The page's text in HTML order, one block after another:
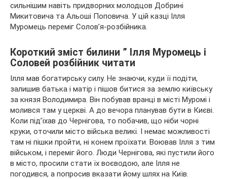
сильнішим навіть придворних молодцов Добрині
Микитовича та Альоші Поповича. У цій казці Ілля
Муромець переміг Солов’я-розбійника.
Короткий зміст билини ” Ілля Муромець і
Соловей розбійник читати
Ілля мав богатирську силу. Не знаючи, куди її подіти,
залишив батька і матір і пішов битися за землю київську
за князя Володимира. Він побував вранці в місті Муромі і
молився там у церкві. А до вечора планував бути в Києві.
Коли під’їхав до Чернігова, то побачив, що ніби чорні
круки, оточили місто війська великі. І немає можливості
там ні пішки пройти, ні конем проїхати. Воював Ілля з тим
військом, і переміг його. Люди Чернігова, які пустили його
в місто, просили стати їх воєводою, але Ілля не
погодився, а попросив вказати йому шлях на Київ.